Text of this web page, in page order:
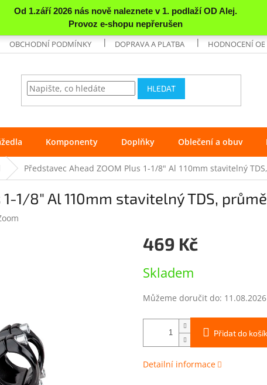
OBCHODNÍ PODMÍNKY DOPRAVA A PLATBA HODNOCENÍ
HLEDAT
Komponenty Doplňky Oblečení a obuv
Představec Ahead ZOOM Plus 1-1/8" Al 110mm stavitelný
1/8" Al 110mm stavitelný TDS,
469 Kč
cena:
Skladem
Můžeme doručit do: 11.08.2026
Přidat do
Detailní informace